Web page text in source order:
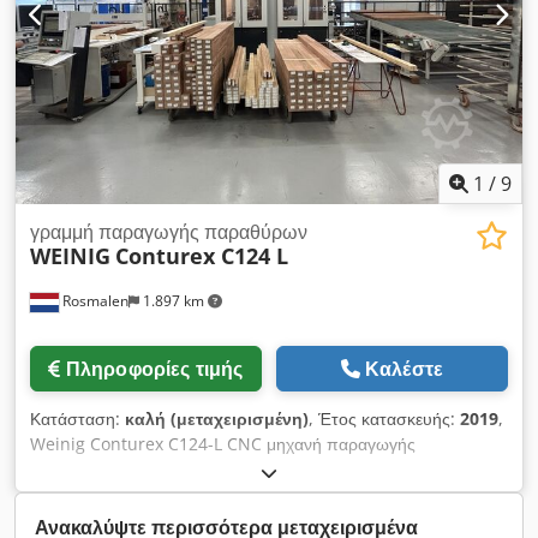
1 /9
Rosmalen 1.897 km
γραμμή παραγωγής παραθύρων
WEINIG Conturex C124 L
Πληροφορίες τιμής Καλέστε
Κατάσταση: καλή (μεταχειρισμένη), Έτος κατασκευής: 2019,
Weinig Conturex C124-L CNC μηχανή παραγωγής
παραθύρων (σύνθεση τροφοδοσίας από αριστερή πλευρά)
Διαθέσιμο επίσης το C124 R (τροφοδοσία από δεξιά πλευρά),
έτος 2010 Περιγραφή: Έτος κατασκευής: 2019 Πλάτος
Ανακαλύψτε περισσότερα μεταχειρισμένα